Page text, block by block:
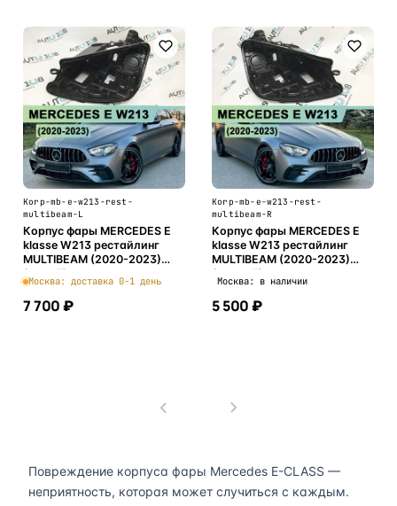
Korp-mb-e-w213-rest-
multibeam-L
Корпус фары MERCEDES E
klasse W213 рестайлинг
MULTIBEAM (2020-2023)
(левый)
Москва: доставка 0-1 день
7 700 ₽
Korp-mb-e-w213-rest-
multibeam-R
Корпус фары MERCEDES E
klasse W213 рестайлинг
MULTIBEAM (2020-2023)
(правый)
Москва: в наличии
5 500 ₽
Повреждение корпуса фары Mercedes E-CLASS —
неприятность, которая может случиться с каждым.